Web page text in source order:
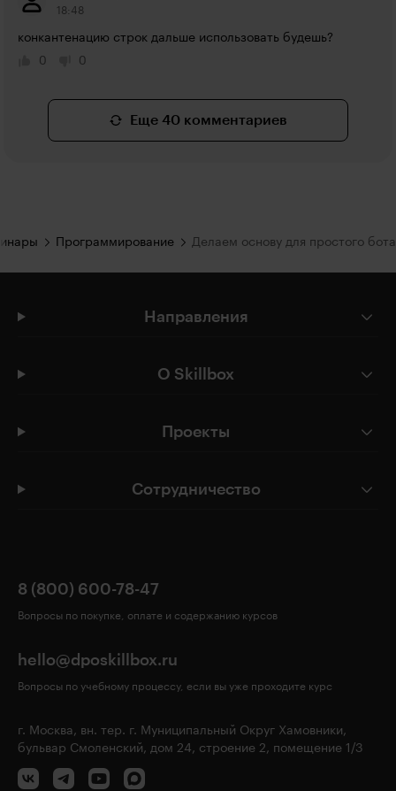
18:48
конкантенацию строк дальше использовать будешь?
0
0
Еще 40 комментариев
Программирование Делаем основу для простого бота
Направления
О Skillbox
Проекты
Сотрудничество
8 (800) 600-78-47
Вопросы по покупке, оплате и содержанию курсов
hello@dposkillbox.ru
Вопросы по учебному процессу, если вы уже проходите курс
г. Москва, вн. тер. г. Муниципальный Округ Хамовники,
бульвар Смоленский, дом 24, строение 2, помещение 1/3